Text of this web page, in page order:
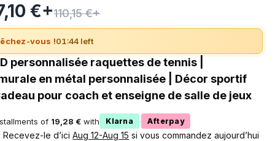
€+110,15 €+
vous !01:43 left
personnalisée raquettes de tennis |
en métal personnalisée | Décor sportif
pour coach et enseigne de salle de jeux
of 19,28 € with Klarna · Afterpay
Recevez-le d’iciAug 12-Aug 15 si vous commandez aujourd’hui